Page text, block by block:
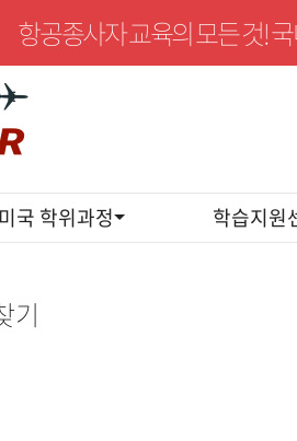
항공종사자 교육의 모든 것!
미국 학위과정 학습지원
기